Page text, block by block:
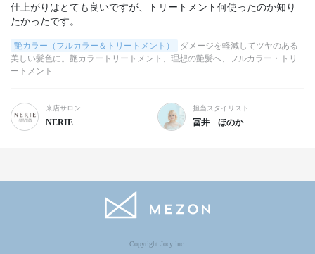
仕上がりはとても良いですが、トリートメント何使ったのか知り
たかったです。
艶カラー（フルカラー＆トリートメント）
ダメージを軽減してツヤのある
美しい髪色に。艶カラートリートメント、理想の艶髪へ、フルカラー・トリ
ートメント
来店サロン
NERIE
担当スタイリスト
冨井 ほのか
Copyright Jocy inc.